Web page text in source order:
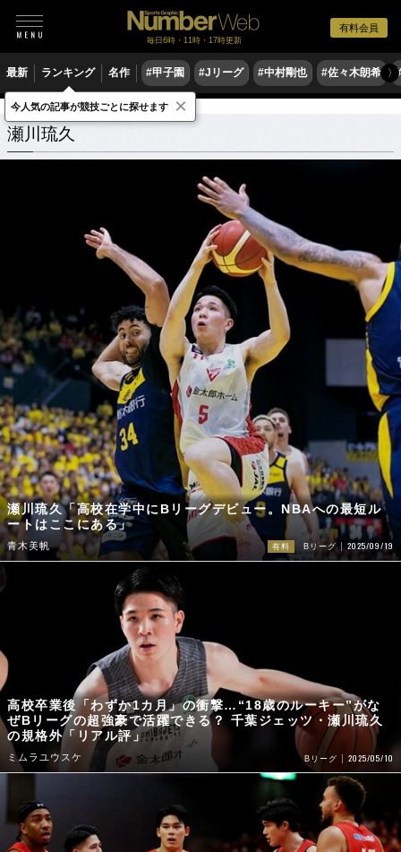
有料会員
毎日6時・11時・17時更新
最新 ランキング 名作 #甲子園 #Jリーグ #中村剛也 #佐々木朗希 〉
瀬川琉久 関連記事
瀬川琉久
瀬川琉久「高校在学中にBリーグデビュー。NBAへの最短ル
ートはここにある」
青木美帆 有料 Bリーグ 2025/09/19
高校卒業後「わずか1カ月」の衝撃…“18歳のルーキー”がな
ぜBリーグの超強豪で活躍できる？ 千葉ジェッツ・瀬川琉久
の規格外「リアル評」
ミムラユウスケ Bリーグ 2025/05/10
今人気の記事が競技ごとに探せます ×